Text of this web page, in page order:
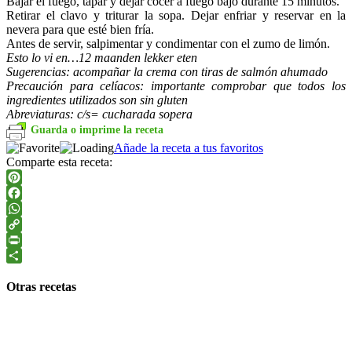
Retirar el clavo y triturar la sopa. Dejar enfriar y reservar en la
nevera para que esté bien fría.
Antes de servir, salpimentar y condimentar con el zumo de limón.
Esto lo vi en…12 maanden lekker eten
Sugerencias: acompañar la crema con tiras de salmón ahumado
Precaución para celíacos: importante comprobar que todos los
ingredientes utilizados son sin gluten
Abreviaturas: c/s= cucharada sopera
Guarda o imprime la receta
Añade la receta a tus favoritos
Comparte esta receta:
Pinterest
Facebook
WhatsApp
Copy
Link
PrintFriendly
Otras recetas